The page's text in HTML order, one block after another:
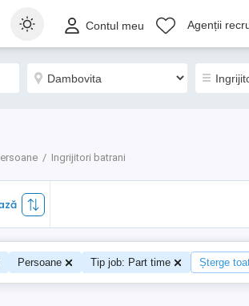
Contul meu Agenții
Ingrijitori batrani
Persoane Tip job: Part time Șterge